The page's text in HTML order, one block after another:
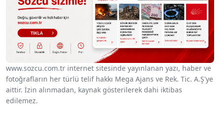
www.sozcu.com.tr internet sitesinde yayınlanan yazı, haber ve
fotoğrafların her türlü telif hakkı Mega Ajans ve Rek. Tic. A.Ş'ye
aittir. İzin alınmadan, kaynak gösterilerek dahi iktibas
edilemez.